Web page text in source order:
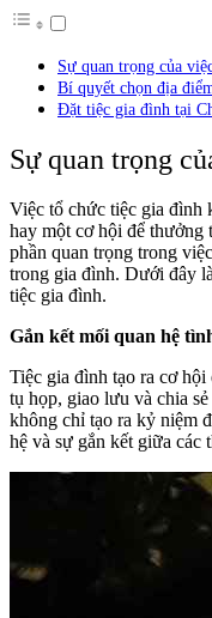
Sự quan trọng của
Bí quyết chọn địa
Đặt tiệc gia đình tại
Sự quan trọng
Việc tổ chức tiệc gia đình
hay một cơ hội để thưởng
phần quan trọng trong
trong gia đình. Dưới đây
tiệc gia đình.
Gắn kết mối quan hệ
Tiệc gia đình tạo ra cơ
tụ họp, giao lưu và chia
không chỉ tạo ra kỷ niệm
hệ và sự gắn kết giữa các